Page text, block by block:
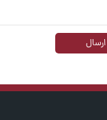
ارسال